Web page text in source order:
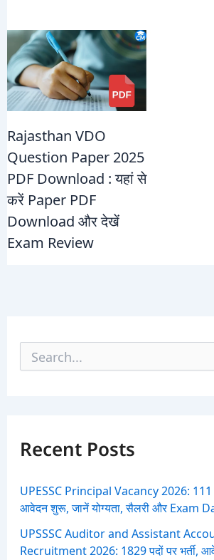
Rajasthan VDO
Question Paper 2025
PDF Download : यहां से
करें Paper PDF
Download और देखें
Exam Review
e
f
o
:
Recent Posts
UPESSC Principal Vacancy 2026: 111
आवेदन शुरू, जानें योग्यता, सैलरी और Exam
UPSSSC Auditor and Assistant
Recruitment 2026: 1829 पदों पर भर्ती,